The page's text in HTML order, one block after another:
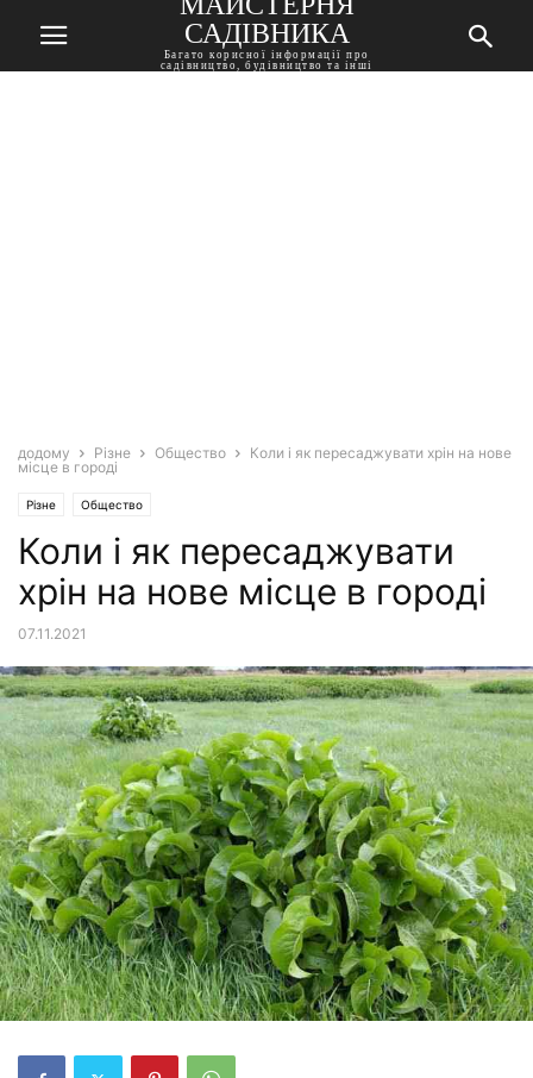
САДІВНИКА
Багато корисної інформації про
садівництво, будівництво та інші
додому Різне Общество
Коли і як пересаджувати хрін на нове
місце в городі
Різне Общество
Коли і як пересаджувати
хрін на нове місце в городі
07.11.2021